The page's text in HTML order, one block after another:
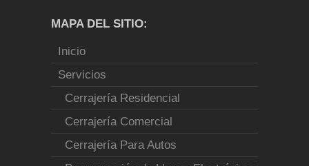
MAPA DEL SITIO:
Inicio
Servicios
Cerrajería Residencial
Cerrajería Comercial
Cerrajería Para Autos